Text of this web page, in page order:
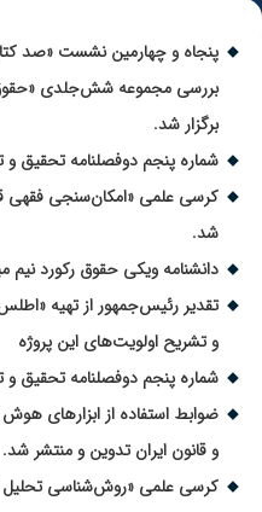
پنجاه و چهارمین نشست «صد
بررسی مجموعه شش‌جلدی
برگزار شد.
شماره پنجم دوفصلنامه
کرسی علمی «امکان‌سنجی فقهی
شد.
دانشنامه ویکی حقوق رکورد
تقدیر رئیس‌جمهور از تهیه
و تشریح اولویت‌های این پروژه
شماره پنجم دوفصلنامه تحقیق
ضوابط استفاده از ابزارهای
و قانون ایران تدوین و منتشر شد.
کرسی علمی «روش‌شناسی تحلیل